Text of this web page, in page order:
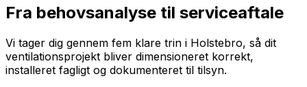
Fra behovsanalyse til serviceaftale
Vi tager dig gennem fem klare trin i Holstebro, så dit
ventilationsprojekt bliver dimensioneret korrekt,
installeret fagligt og dokumenteret til tilsyn.